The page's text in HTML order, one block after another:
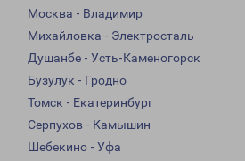
Москва - Владимир
Михайловка - Электросталь
Душанбе - Усть-Каменогорск
Бузулук - Гродно
Томск - Екатеринбург
Серпухов - Камышин
Шебекино - Уфа